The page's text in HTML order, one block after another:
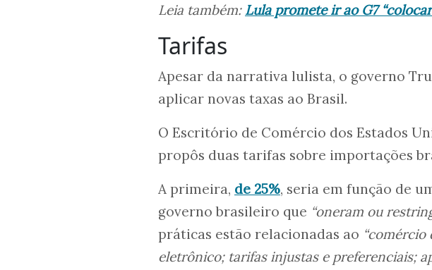
Leia também: Lula promete ir ao G7
Tarifas
Apesar da narrativa lulista, o governo
aplicar novas taxas ao Brasil.
O Escritório de Comércio dos Estados
propôs duas tarifas sobre importações
A primeira, de 25%, seria em função de
governo brasileiro que “oneram ou
práticas estão relacionadas ao
eletrônico; tarifas injustas e preferenciais;